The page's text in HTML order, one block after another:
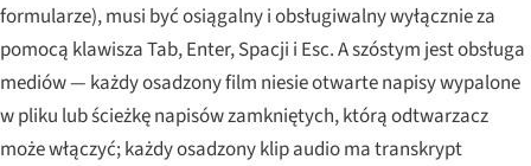
formularze), musi być osiągalny i obsługiwalny wyłącznie za
pomocą klawisza Tab, Enter, Spacji i Esc. A szóstym jest obsługa
mediów — każdy osadzony film niesie otwarte napisy wypalone
w pliku lub ścieżkę napisów zamkniętych, którą odtwarzacz
może włączyć; każdy osadzony klip audio ma transkrypt